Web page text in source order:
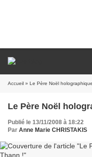
Accueil » Le Père Noël
Le Père Noël
Publié le 13/11/2008 à 18:22
Par Anne Marie CHRISTAKIS